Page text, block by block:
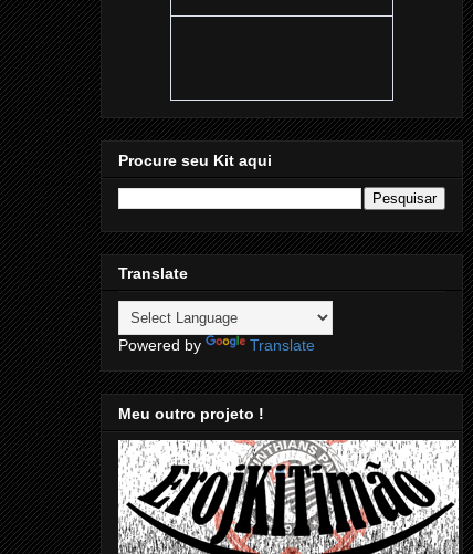
Procure seu Kit aqui
Translate
Powered by Translate
Meu outro projeto !